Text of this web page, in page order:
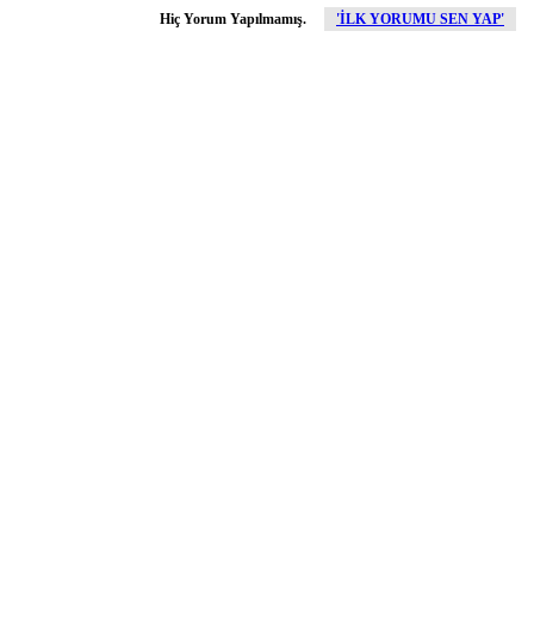
Hiç Yorum Yapılmamış. 'İLK YORUMU SEN YAP'